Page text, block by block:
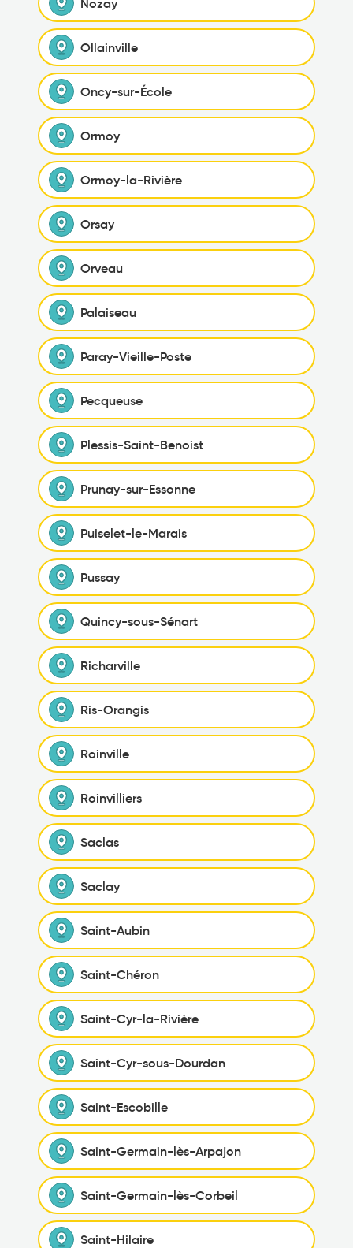
Ollainville
Oncy-sur-École
Ormoy
Ormoy-la-Rivière
Orsay
Orveau
Palaiseau
Paray-Vieille-Poste
Pecqueuse
Plessis-Saint-Benoist
Prunay-sur-Essonne
Puiselet-le-Marais
Pussay
Quincy-sous-Sénart
Richarville
Ris-Orangis
Roinville
Roinvilliers
Saclas
Saclay
Saint-Aubin
Saint-Chéron
Saint-Cyr-la-Rivière
Saint-Cyr-sous-Dourdan
Saint-Escobille
Saint-Germain-lès-Arpajon
Saint-Germain-lès-Corbeil
Saint-Hilaire